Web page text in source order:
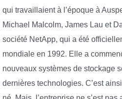
qui travaillaient à l’époque à
Michael Malcolm, James Lau et
société NetApp, qui a été
mondiale en 1992. Elle a
nouveaux systèmes de stockage
dernières technologies. C’est